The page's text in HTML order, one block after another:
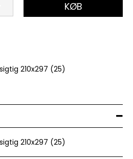
KØB
210x297 (25)
210x297 (25)